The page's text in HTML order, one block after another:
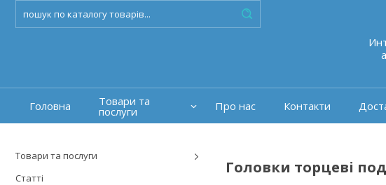
Головна Товари та
послуги Про нас Контакти
Товари та послуги
Статті
Головки торцеві